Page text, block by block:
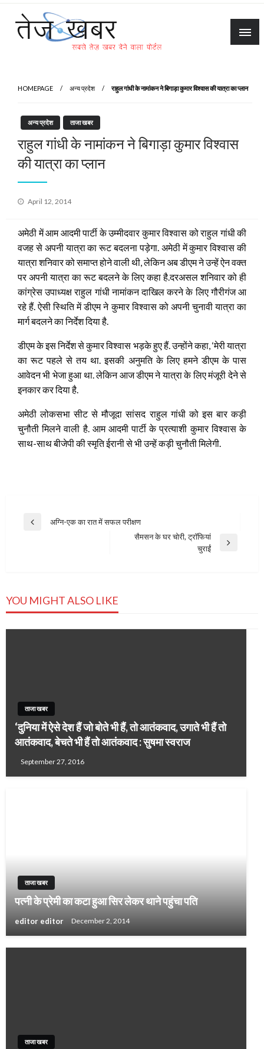
Skip
content
HOMEPAGE अन्य प्रदेश राहुल गांधी के नामांकन ने बिगाड़ा कुमार विश्वास की यात्रा का प्लान
अन्य प्रदेश ताजा खबर
राहुल गांधी के नामांकन ने बिगाड़ा कुमार विश्वास
की यात्रा का प्लान
Posted
April 12, 2014
अमेठी में आम आदमी पार्टी के उम्मीदवार कुमार विश्वास को राहुल गांधी की
वजह से अपनी यात्रा का रूट बदलना पड़ेगा. अमेठी में कुमार विश्वास की
यात्रा शनिवार को समाप्त होने वाली थी, लेकिन अब डीएम ने उन्हें ऐन वक्त
पर अपनी यात्रा का रूट बदलने के लिए कहा है.दरअसल शनिवार को ही
कांग्रेस उपाध्यक्ष राहुल गांधी नामांकन दाखिल करने के लिए गौरीगंज आ
रहे हैं.ऐसी स्थिति में डीएम ने कुमार विश्वास को अपनी चुनावी यात्रा का
मार्ग बदलने का निर्देश दिया है.
डीएम के इस निर्देश से कुमार विश्वास भड़के हुए हैं. उन्होंने कहा, ‘मेरी यात्रा
का रूट पहले से तय था. इसकी अनुमति के लिए हमने डीएम के पास
आवेदन भी भेजा हुआ था. लेकिन आज डीएम ने यात्रा के लिए मंजूरी देने से
इनकार कर दिया है.
अमेठी लोकसभा सीट से मौजूदा सांसद राहुल गांधी को इस बार कड़ी
चुनौती मिलने वाली है. आम आदमी पार्टी के प्रत्याशी कुमार विश्वास के
साथ-साथ बीजेपी की स्मृति ईरानी से भी उन्हें कड़ी चुनौती मिलेगी.
Post
Previous
अग्नि-एक का रात में सफल परीक्षण
सैमसन के घर चोरी, ट्रॉफियां
चुराईं
YOU MIGHT ALSO LIKE
ताजा खबर
‘दुनिया में ऐसे देश हैं जो बोते भी हैं, तो आतंकवाद, उगाते भी हैं तो
आतंकवाद, बेचते भी हैं तो आतंकवाद : सुषमा स्वराज
September 27, 2016
ताजा खबर
पत्नी के प्रेमी का कटा हुआ सिर लेकर थाने पहुंचा पति
editor editor December 2, 2014
ताजा खबर